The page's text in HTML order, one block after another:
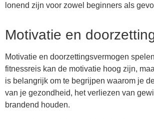
lonend zijn voor zowel beginners als
Motivatie en
Motivatie en doorzettingsvermogen
fitnessreis kan de motivatie hoog zijn,
is belangrijk om te begrijpen waarom je
van je gezondheid, het verliezen van
brandend houden.